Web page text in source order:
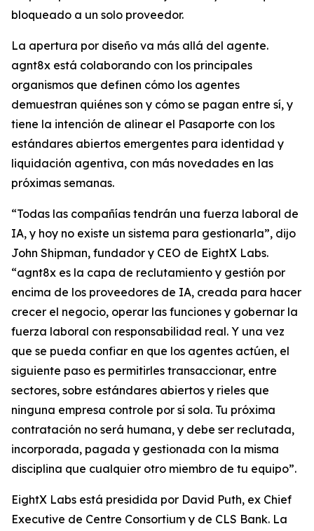
bloqueado a un solo proveedor.
La apertura por diseño va más allá del agente.
agnt8x está colaborando con los principales
organismos que definen cómo los agentes
demuestran quiénes son y cómo se pagan entre sí, y
tiene la intención de alinear el Pasaporte con los
estándares abiertos emergentes para identidad y
liquidación agentiva, con más novedades en las
próximas semanas.
“Todas las compañías tendrán una fuerza laboral de
IA, y hoy no existe un sistema para gestionarla”, dijo
John Shipman, fundador y CEO de EightX Labs.
“agnt8x es la capa de reclutamiento y gestión por
encima de los proveedores de IA, creada para hacer
crecer el negocio, operar las funciones y gobernar la
fuerza laboral con responsabilidad real. Y una vez
que se pueda confiar en que los agentes actúen, el
siguiente paso es permitirles transaccionar, entre
sectores, sobre estándares abiertos y rieles que
ninguna empresa controle por sí sola. Tu próxima
contratación no será humana, y debe ser reclutada,
incorporada, pagada y gestionada con la misma
disciplina que cualquier otro miembro de tu equipo”.
EightX Labs está presidida por David Puth, ex Chief
Executive de Centre Consortium y de CLS Bank. La